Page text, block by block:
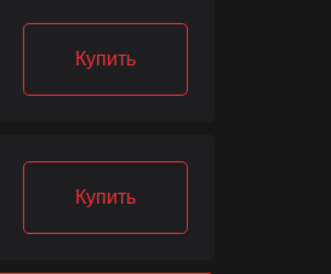
Купить
Купить